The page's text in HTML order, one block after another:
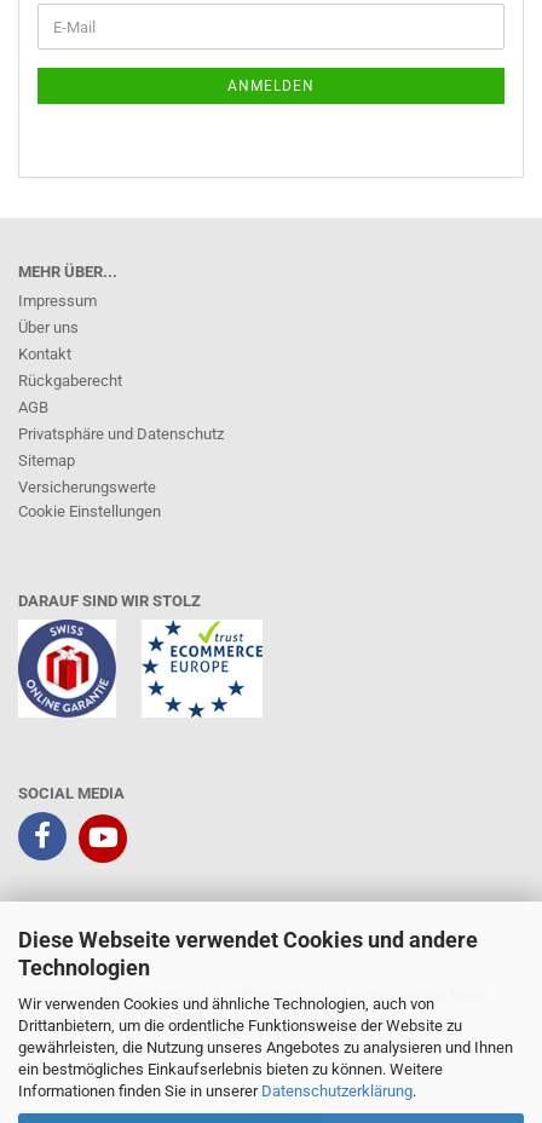
Diese Webseite verwendet Cookies und andere
Technologien
Wir verwenden Cookies und ähnliche Technologien, auch von
Drittanbietern, um die ordentliche Funktionsweise der Website zu
gewährleisten, die Nutzung unseres Angebotes zu analysieren und Ihnen
ein bestmögliches Einkaufserlebnis bieten zu können. Weitere
Informationen finden Sie in unserer Datenschutzerklärung.
ZUR
E-
Mail
ANMELDEN
MEHR ÜBER...
Impressum
Über uns
Kontakt
Rückgaberecht
AGB
Privatsphäre und Datenschutz
Sitemap
Versicherungswerte
Cookie Einstellungen
DARAUF SIND WIR STOLZ
SOCIAL MEDIA
Abonnieren Sie den kostenlosen Newsletter und verpassen Sie keine
Neuigkeit oder Aktion mehr von BOPP Solutions AG.
BOPP Solutions AG
100%
Empfehlungen auf
ProvenExpert.com
SEHR GUT